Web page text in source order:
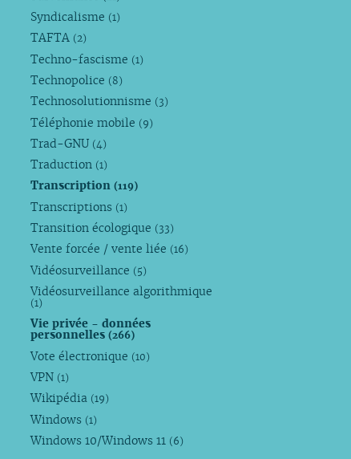
Syndicalisme (1)
TAFTA (2)
Techno-fascisme (1)
Technopolice (8)
Technosolutionnisme (3)
Téléphonie mobile (9)
Trad-GNU (4)
Traduction (1)
Transcription(119)
Transcriptions (1)
Transition écologique (33)
Vente forcée / vente liée (16)
Vidéosurveillance (5)
Vidéosurveillance algorithmique
(1)
Vie privée - données
personnelles(266)
Vote électronique (10)
VPN (1)
Wikipédia (19)
Windows (1)
Windows 10/Windows 11 (6)